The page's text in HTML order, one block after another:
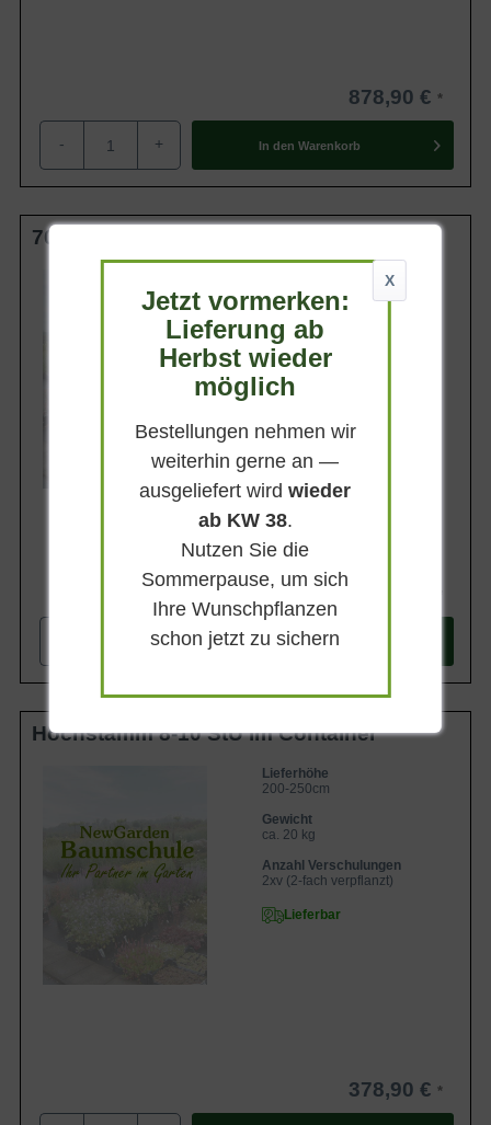
878,90 €
- + In den Warenkorb
700-800 cm C240 Solitär
8 - 10 m
Belaubung
Sommergrün
Blatt- / Nadelfarbe
Hellgrün
Sonnig-absonnig
Lieferbar
1.287,90 €
+ In den Warenkorb
Hochstamm 8-10 StU im Container
Lieferhöhe
200-250cm
Gewicht
ca. 20 kg
Anzahl Verschulungen
2xv (2-fach verpflanzt)
Lieferbar
378,90 €
X
Jetzt vormerken:
Lieferung ab
Herbst wieder
möglich
Bestellungen nehmen wir
weiterhin gerne an —
ausgeliefert wirdwieder
ab KW 38.
Nutzen Sie die
Sommerpause, um sich
Ihre Wunschpflanzen
schon jetzt zu sichern